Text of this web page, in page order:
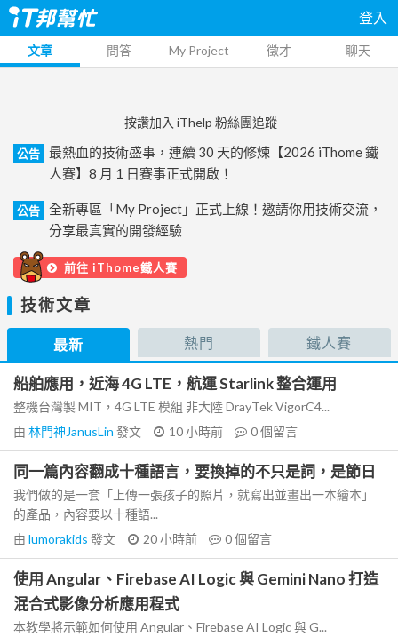
登入
文章 問答 My Project 徵才 聊天
按讚加入 iThelp 粉絲團追蹤
公告
最熱血的技術盛事，連續 30 天的修煉【2026 iThome 鐵
人賽】8 月 1 日賽事正式開啟！
公告
全新專區「My Project」正式上線！邀請你用技術交流，
分享最真實的開發經驗
前往 iThome鐵人賽
技術文章
最新 熱門 鐵人賽
船舶應用，近海 4G LTE，航運 Starlink 整合運用
整機台灣製 MIT，4G LTE 模組 非大陸 DrayTek VigorC4...
由 林門神JanusLin 發文 10 小時前 0個留言
同一篇內容翻成十種語言，要換掉的不只是詞，是節日
我們做的是一套「上傳一張孩子的照片，就寫出並畫出一本繪本」
的產品，內容要以十種語...
由 lumorakids 發文 20 小時前 0個留言
使用 Angular、Firebase AI Logic 與 Gemini Nano 打造
混合式影像分析應用程式
本教學將示範如何使用 Angular、Firebase AI Logic 與 G...